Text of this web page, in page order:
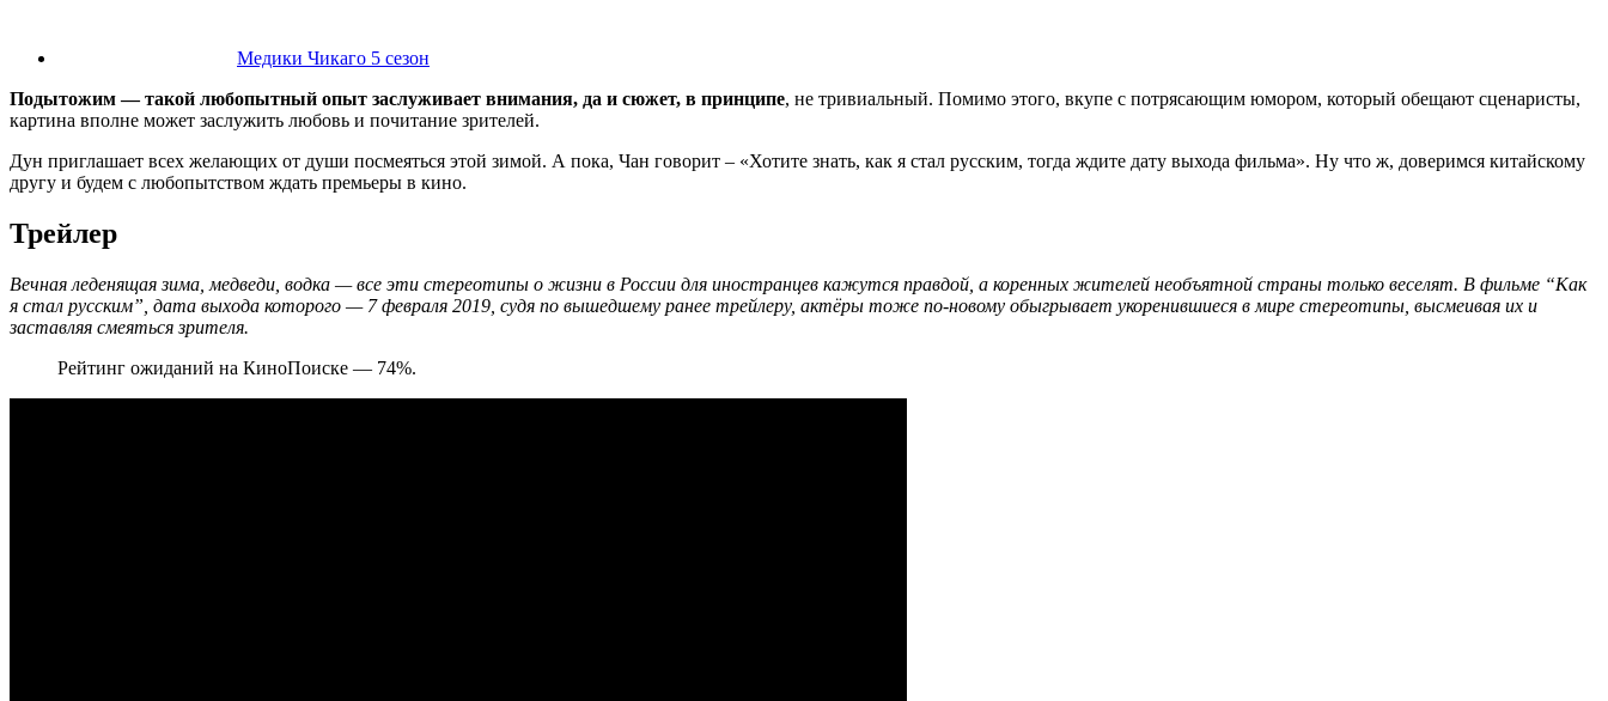
Медики Чикаго 5 сезон
Подытожим — такой любопытный опыт заслуживает внимания, да и сюжет, в принципе, не тривиальный. Помимо этого, вкупе с потрясающим юмором, который обещают сценаристы,
картина вполне может заслужить любовь и почитание зрителей.
Дун приглашает всех желающих от души посмеяться этой зимой. А пока, Чан говорит – «Хотите знать, как я стал русским, тогда ждите дату выхода фильма». Ну что ж, доверимся китайскому
другу и будем с любопытством ждать премьеры в кино.
Трейлер
Вечная леденящая зима, медведи, водка — все эти стереотипы о жизни в России для иностранцев кажутся правдой, а коренных жителей необъятной страны только веселят. В фильме “Как
я стал русским” , дата выхода которого — 7 февраля 2019 , судя по вышедшему ранее трейлеру, актёры тоже по-новому обыгрывает укоренившиеся в мире стереотипы, высмеивая их и
заставляя смеяться зрителя.
Рейтинг ожиданий на КиноПоиске — 74%.